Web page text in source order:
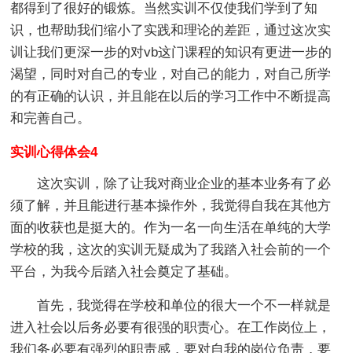
都得到了很好的锻炼。当然实训不仅使我们学到了知
识，也帮助我们缩小了实践和理论的差距，通过这次实
训让我们更深一步的对vb这门课程的知识有更进一步的
渴望，同时对自己的专业，对自己的能力，对自己所学
的有正确的认识，并且能在以后的学习工作中不断提高
和完善自己。
实训心得体会4
这次实训，除了让我对商业企业的基本业务有了必
须了解，并且能进行基本操作外，我觉得自我在其他方
面的收获也是挺大的。作为一名一向生活在单纯的大学
学校的我，这次的实训无疑成为了我踏入社会前的一个
平台，为我今后踏入社会奠定了基础。
首先，我觉得在学校和单位的很大一个不一样就是
进入社会以后务必要有很强的职责心。在工作岗位上，
我们务必要有强烈的职责感，要对自我的岗位负责，要